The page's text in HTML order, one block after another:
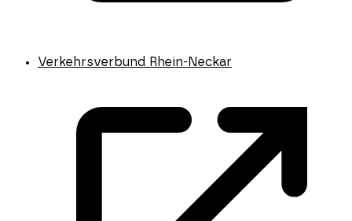
Verkehrsverbund Rhein-Neckar